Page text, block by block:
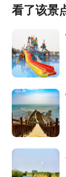
看了该景